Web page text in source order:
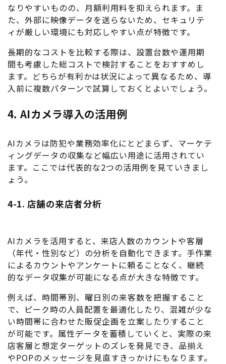
なりやすいものの、月額利用料を抑えられます。ま
た、外部に映像データを送らないため、セキュリテ
ィが厳しい環境にも対応しやすい点が特徴です。
長期的なコストを比較する際は、設置台数や運用期
間も考慮した総コストで検討することをおすすめし
ます。どちらが有利かは状況によって異なるため、導
入前に複数パターンで試算しておくとよいでしょう。
4. AIカメラ導入の活用例
AIカメラは防犯や業務効率化にとどまらず、マーケテ
ィングデータの収集など幅広い用途に活用されてい
ます。ここでは代表的な2つの活用例を見ていきまし
ょう。
4-1. 店舗の来店者分析
AIカメラを活用すると、来店人数のカウントや客層
（年代・性別など）の分析を自動化できます。手作業
によるカウントやアンケートに頼ることなく、継続
的なデータ収集が可能になる点が大きな特徴です。
例えば、時間帯別、曜日別の来客数を把握すること
で、ピーク時の人員配置を最適化したり、混雑が少な
い時間帯に合わせた販促企画を立案したりすること
が可能です。属性データを蓄積していくと、実際の来
店客層と想定ターゲットのズレを発見でき、品揃え
やPOPのメッセージを見直すきっかけにもなります。